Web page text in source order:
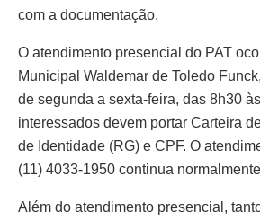
com a documentação.
O atendimento presencial do PAT
Municipal Waldemar de Toledo
de segunda a sexta-feira, das 8h30
interessados devem portar Carteira
de Identidade (RG) e CPF. O
(11) 4033-1950 continua
Além do atendimento presencial,